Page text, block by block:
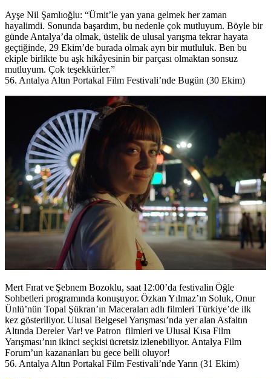
Ayşe Nil Şamlıoğlu: “Ümit’le yan yana gelmek her zaman
hayalimdi. Sonunda başardım, bu nedenle çok mutluyum. Böyle bir
günde Antalya’da olmak, üstelik de ulusal yarışma tekrar hayata
geçtiğinde, 29 Ekim’de burada olmak ayrı bir mutluluk. Ben bu
ekiple birlikte bu aşk hikâyesinin bir parçası olmaktan sonsuz
mutluyum. Çok teşekkürler.”
56. Antalya Altın Portakal Film Festivali’nde Bugün (30 Ekim)
Mert Fırat ve Şebnem Bozoklu, saat 12:00’da festivalin Öğle
Sohbetleri programında konuşuyor. Özkan Yılmaz’ın Soluk, Onur
Ünlü’nün Topal Şükran’ın Maceraları adlı filmleri Türkiye’de ilk
kez gösteriliyor. Ulusal Belgesel Yarışması’nda yer alan Asfaltın
Altında Dereler Var! ve Patron filmleri ve Ulusal Kısa Film
Yarışması’nın ikinci seçkisi ücretsiz izlenebiliyor. Antalya Film
Forum’un kazananları bu gece belli oluyor!
56. Antalya Altın Portakal Film Festivali’nde Yarın (31 Ekim)